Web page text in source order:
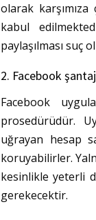
olarak
kabul
paylaşılması suç
2. Facebook
Facebook
prosedürüdür.
uğrayan hesap
koruyabilirler.
kesinlikle yeterli
gerekecektir.